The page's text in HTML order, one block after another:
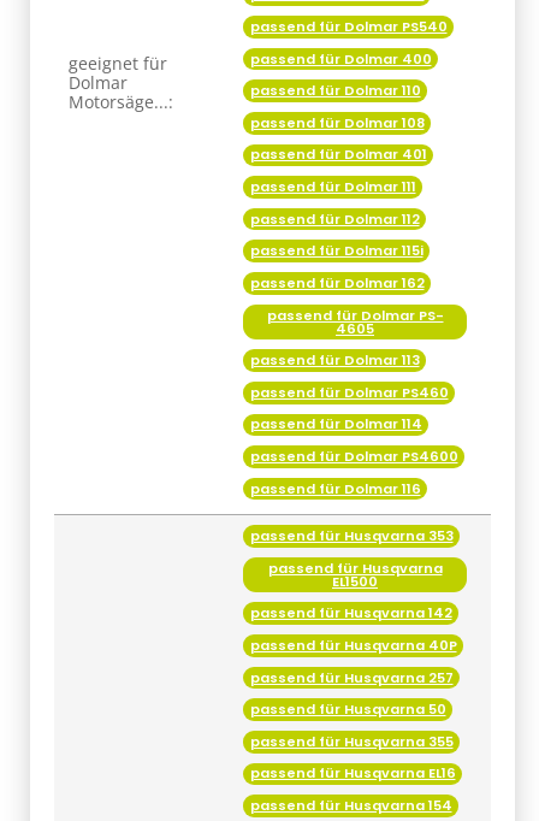
geeignet für
Dolmar
Motorsäge...:
passend für Dolmar PS540
passend für Dolmar 400
passend für Dolmar 110
passend für Dolmar 108
passend für Dolmar 401
passend für Dolmar 111
passend für Dolmar 112
passend für Dolmar 115i
passend für Dolmar 162
passend für Dolmar PS-
4605
passend für Dolmar 113
passend für Dolmar PS460
passend für Dolmar 114
passend für Dolmar PS4600
passend für Dolmar 116
passend für Husqvarna 353
passend für Husqvarna
EL1500
passend für Husqvarna 142
passend für Husqvarna 40P
passend für Husqvarna 257
passend für Husqvarna 50
passend für Husqvarna 355
passend für Husqvarna EL16
passend für Husqvarna 154